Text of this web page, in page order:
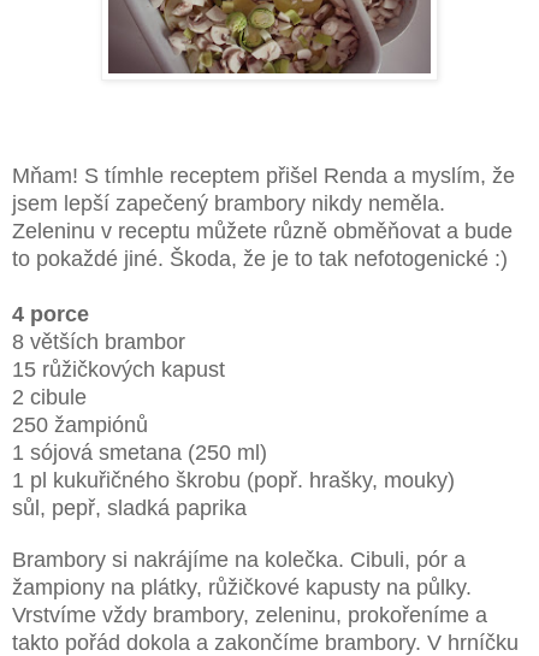
Mňam! S tímhle receptem přišel Renda a myslím, že
jsem lepší zapečený brambory nikdy neměla.
Zeleninu v receptu můžete různě obměňovat a bude
to pokaždé jiné. Škoda, že je to tak nefotogenické :)
4 porce
8 větších brambor
15 růžičkových kapust
2 cibule
250 žampiónů
1 sójová smetana (250 ml)
1 pl kukuřičného škrobu (popř. hrašky, mouky)
sůl, pepř, sladká paprika
Brambory si nakrájíme na kolečka. Cibuli, pór a
žampiony na plátky, růžičkové kapusty na půlky.
Vrstvíme vždy brambory, zeleninu, prokořeníme a
takto pořád dokola a zakončíme brambory. V hrníčku